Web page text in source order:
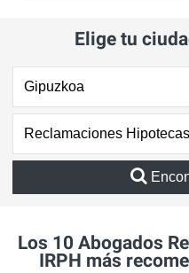
Elige tu
Los 10 Abogados
IRPH más